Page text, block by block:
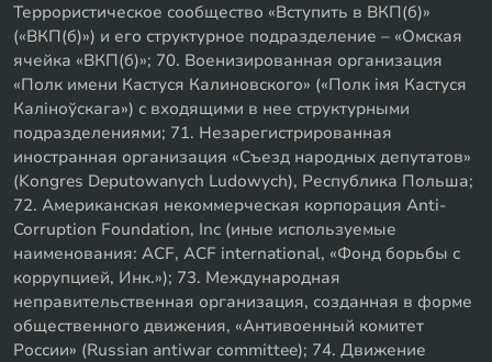
Террористическое сообщество «Вступить в ВКП(б)»
(«ВКП(б)») и его структурное подразделение – «Омская
ячейка «ВКП(б)»; 70. Военизированная организация
«Полк имени Кастуся Калиновского» («Полк iмя Кастуся
Калiноўскага») с входящими в нее структурными
подразделениями; 71. Незарегистрированная
иностранная организация «Съезд народных депутатов»
(Kongres Deputowanych Ludowych), Республика Польша;
72. Американская некоммерческая корпорация Anti-
Corruption Foundation, Inc (иные используемые
наименования: ACF, ACF international, «Фонд борьбы с
коррупцией, Инк.»); 73. Международная
неправительственная организация, созданная в форме
общественного движения, «Антивоенный комитет
России» (Russian antiwar committee); 74. Движение